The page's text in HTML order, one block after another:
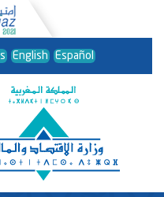
English Español